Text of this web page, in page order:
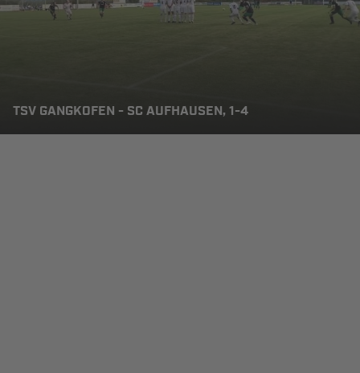
TSV GANGKOFEN - SC AUFHAUSEN, 1-4